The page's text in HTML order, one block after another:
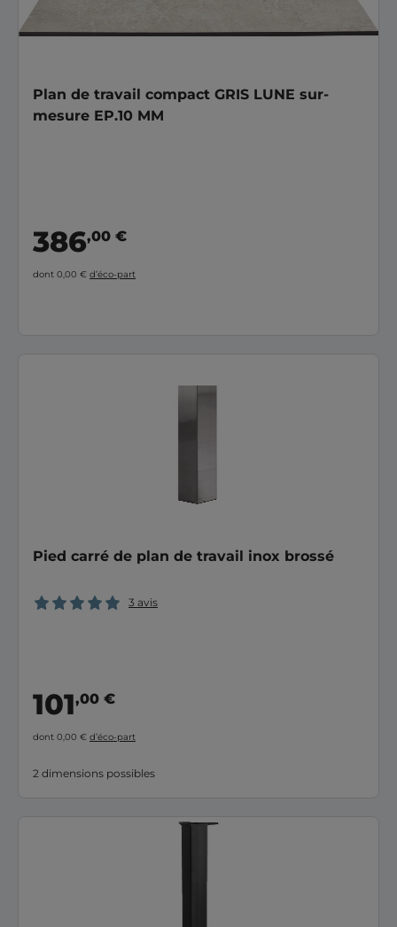
Plan de travail compact GRIS LUNE sur-
mesure EP.10 MM
386,00 €
dont 0,00 € d’éco-part
Pied carré de plan de travail inox brossé
3 avis
101,00 €
dont 0,00 € d’éco-part
2 dimensions possibles